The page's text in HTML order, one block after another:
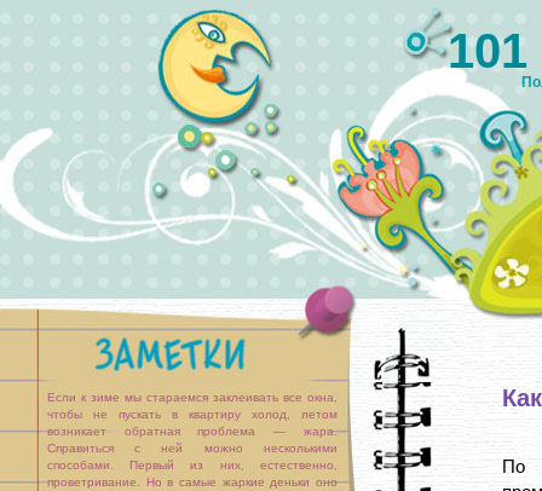
Если к зиме мы стараемся заклеивать все окна,
чтобы не пускать в квартиру холод, летом
возникает обратная проблема — жара.
Справиться с ней можно несколькими
способами. Первый из них, естественно,
проветривание. Но в самые жаркие деньки оно
По